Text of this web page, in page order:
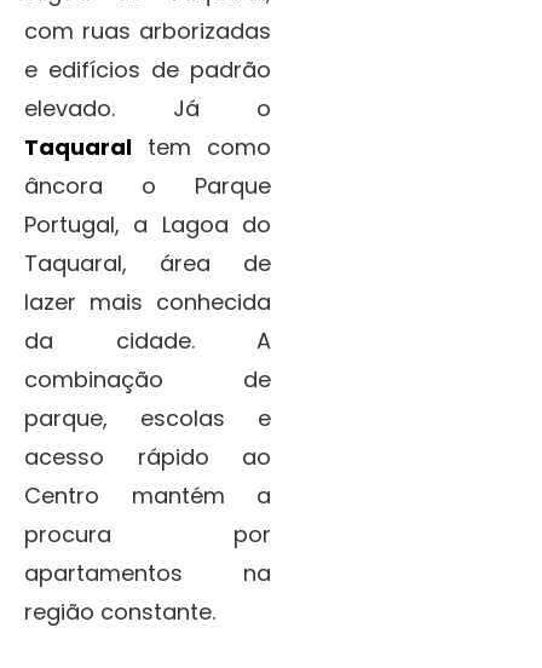
com ruas arborizadas
e edifícios de padrão
elevado. Já o
Taquaral tem como
âncora o Parque
Portugal, a Lagoa do
Taquaral, área de
lazer mais conhecida
da cidade. A
combinação de
parque, escolas e
acesso rápido ao
Centro mantém a
procura por
apartamentos na
região constante.